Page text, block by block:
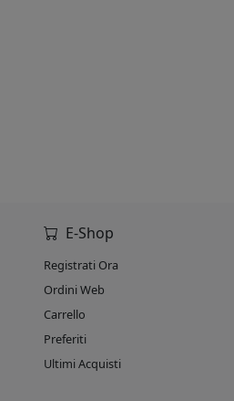
E-Shop
Registrati Ora
Ordini Web
Carrello
Preferiti
Ultimi Acquisti